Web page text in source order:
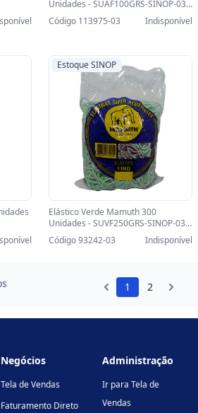
Unidades - SUAF100GRS-SINOP-03 -
SUAF100GRS
Código 113975-03 Indisponível
Estoque SINOP
Elástico Verde Mamuth 300
Unidades - SUVF250GRS-SINOP-03 -
SUVF250GRS
Código 93242-03 Indisponível
1 2
Negócios
Tela de Vendas
Faturamento Direto
Administração
Ir para Tela de
Vendas